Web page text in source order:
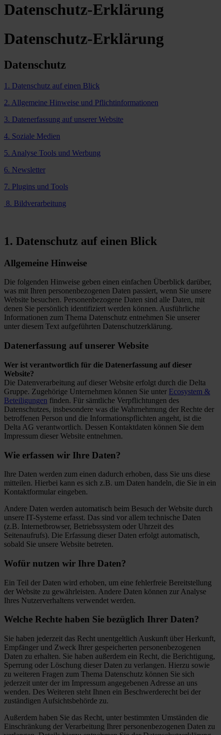
Datenschutz-Erklärung
Datenschutz-Erklärung
Datenschutz
1. Datenschutz auf einen Blick
2. Allgemeine Hinweise und Pflichtinformationen
3. Datenerfassung auf unserer Website
4. Soziale Medien
5. Analyse Tools und Werbung
6. Newsletter
7. Plugins und Tools
8. Bildverarbeitung
1. Datenschutz auf einen Blick
Allgemeine Hinweise
Die folgenden Hinweise geben einen einfachen Überblick darüber,
was mit Ihren personenbezogenen Daten passiert, wenn Sie unsere
Website besuchen. Personenbezogene Daten sind alle Daten, mit
denen Sie persönlich identifiziert werden können. Ausführliche
Informationen zum Thema Datenschutz entnehmen Sie unserer
unter diesem Text aufgeführten Datenschutzerklärung.
Datenerfassung auf unserer Website
Wer ist verantwortlich für die Datenerfassung auf dieser
Website?
Die Datenverarbeitung auf dieser Website erfolgt durch die Delta
Gruppe. Zugehörige Unternehmen können Sie unter Ecosystem &
Beteiligungen finden. Für sämtliche Verpflichtungen des
Datenschutzes, insbesondere was die Wahrnehmung der Rechte der
betroffenen Person und die Informationspflichten angeht, ist die
Delta AG verantwortlich. Dessen Kontaktdaten können Sie dem
Impressum dieser Website entnehmen.
Wie erfassen wir Ihre Daten?
Ihre Daten werden zum einen dadurch erhoben, dass Sie uns diese
mitteilen. Hierbei kann es sich z.B. um Daten handeln, die Sie in ein
Kontaktformular eingeben.
Andere Daten werden automatisch beim Besuch der Website durch
unsere IT-Systeme erfasst. Das sind vor allem technische Daten
(z.B. Internetbrowser, Betriebssystem oder Uhrzeit des
Seitenaufrufs). Die Erfassung dieser Daten erfolgt automatisch,
sobald Sie unsere Website betreten.
Wofür nutzen wir Ihre Daten?
Ein Teil der Daten wird erhoben, um eine fehlerfreie Bereitstellung
der Website zu gewährleisten. Andere Daten können zur Analyse
Ihres Nutzerverhaltens verwendet werden.
Welche Rechte haben Sie bezüglich Ihrer Daten?
Sie haben jederzeit das Recht unentgeltlich Auskunft über Herkunft,
Empfänger und Zweck Ihrer gespeicherten personenbezogenen
Daten zu erhalten. Sie haben außerdem ein Recht, die Berichtigung,
Sperrung oder Löschung dieser Daten zu verlangen. Hierzu sowie
zu weiteren Fragen zum Thema Datenschutz können Sie sich
jederzeit unter der im Impressum angegebenen Adresse an uns
wenden. Des Weiteren steht Ihnen ein Beschwerderecht bei der
zuständigen Aufsichtsbehörde zu.
Außerdem haben Sie das Recht, unter bestimmten Umständen die
Einschränkung der Verarbeitung Ihrer personenbezogenen Daten zu